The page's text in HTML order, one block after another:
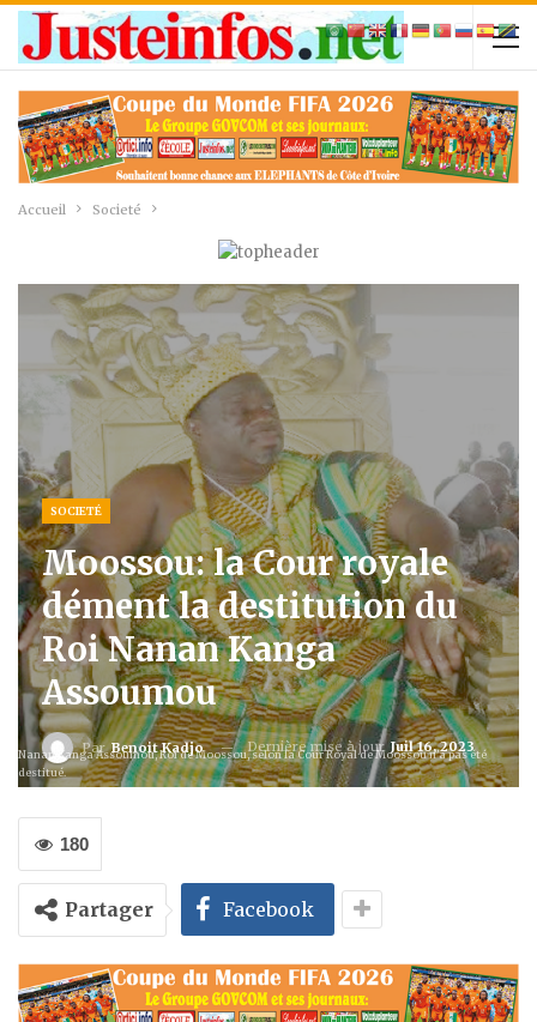
Accueil Societé
SOCIETÉ
Moossou: la Cour royale
dément la destitution du
Roi Nanan Kanga
Assoumou
ParBenoit Kadjo Dernière mise à jour Juil 16, 2023
Nanan Kanga Assoumou, Roi de Moossou, selon la Cour Royal de Moossou n'a pas été
destitué.
180
Partager Facebook